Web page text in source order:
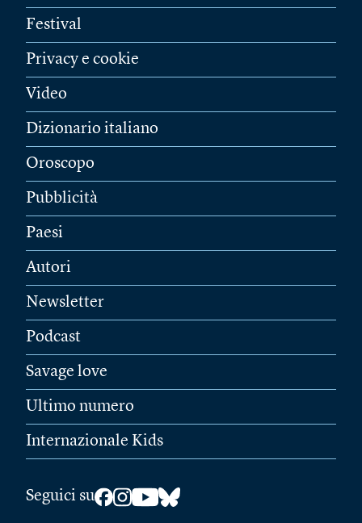
Festival
Privacy e cookie
Video
Dizionario italiano
Oroscopo
Pubblicità
Paesi
Autori
Newsletter
Podcast
Savage love
Ultimo numero
Internazionale Kids
Seguici su